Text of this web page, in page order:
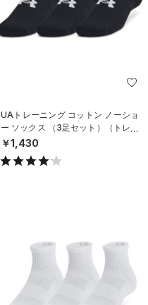
UAトレーニング コットン ノーショ
ー ソックス （3足セット）（トレー
ニング/UNISEX）
￥1,430